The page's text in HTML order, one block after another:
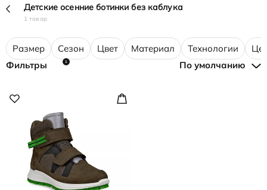
Детские осенние ботинки без каблука
1 товар
Размер Сезон Цвет Материал Технологии
1
Фильтры По умолчанию